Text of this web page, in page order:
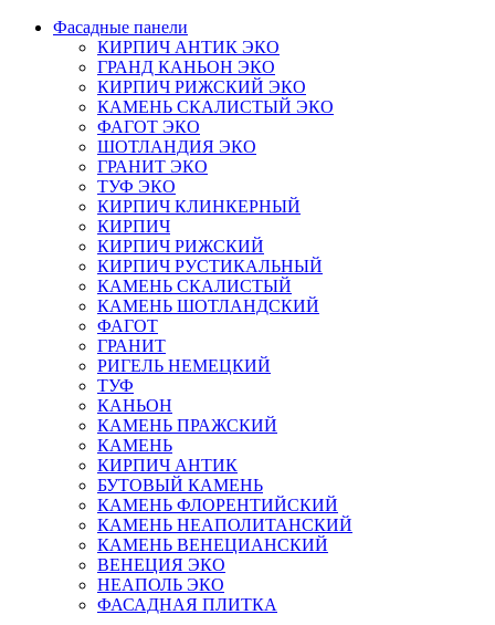
Фасадные панели
КИРПИЧ АНТИК ЭКО
ГРАНД КАНЬОН ЭКО
КИРПИЧ РИЖСКИЙ ЭКО
КАМЕНЬ СКАЛИСТЫЙ ЭКО
ФАГОТ ЭКО
ШОТЛАНДИЯ ЭКО
ГРАНИТ ЭКО
ТУФ ЭКО
КИРПИЧ КЛИНКЕРНЫЙ
КИРПИЧ
КИРПИЧ РИЖСКИЙ
КИРПИЧ РУСТИКАЛЬНЫЙ
КАМЕНЬ СКАЛИСТЫЙ
КАМЕНЬ ШОТЛАНДСКИЙ
ФАГОТ
ГРАНИТ
РИГЕЛЬ НЕМЕЦКИЙ
ТУФ
КАНЬОН
КАМЕНЬ ПРАЖСКИЙ
КАМЕНЬ
КИРПИЧ АНТИК
БУТОВЫЙ КАМЕНЬ
КАМЕНЬ ФЛОРЕНТИЙСКИЙ
КАМЕНЬ НЕАПОЛИТАНСКИЙ
КАМЕНЬ ВЕНЕЦИАНСКИЙ
ВЕНЕЦИЯ ЭКО
НЕАПОЛЬ ЭКО
ФАСАДНАЯ ПЛИТКА